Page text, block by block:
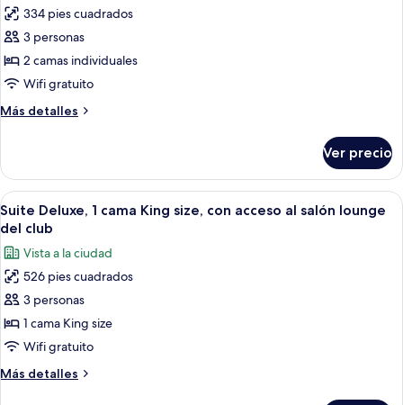
fotos
de
Habitación
Deluxe
con
individuales,
2
camas
individuales
334 pies cuadrados
3 personas
2 camas individuales
Wifi gratuito
Más detalles
Más
Deluxe
con
2
camas
2
camas
individuales
Ver precio
Abrir
todas
las
fotos
de
Suite
Deluxe,
1
cama
King
Una habitación de hotel moderna
7
Suite Deluxe, 1 cama King size, con acceso al salón lounge
del club
Vista a la ciudad
526 pies cuadrados
3 personas
1 cama King size
Wifi gratuito
Más detalles
Más